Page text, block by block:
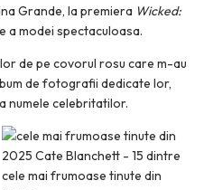
Grande, la premiera Wicked:
a modei spectaculoasa.
de pe covorul rosu care m-au
de fotografii dedicate lor,
numele celebritatilor.